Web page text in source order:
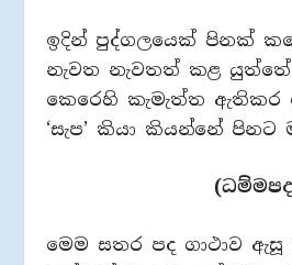
ඉදින් පුද්ගලයෙක් පිනක්
නැවත නැවතත් කළ
කෙරෙහි කැමැත්ත
‘සැප’ කියා කියන්නේ පිනට
මෙම සතර පද ගාථාව ඇසූ